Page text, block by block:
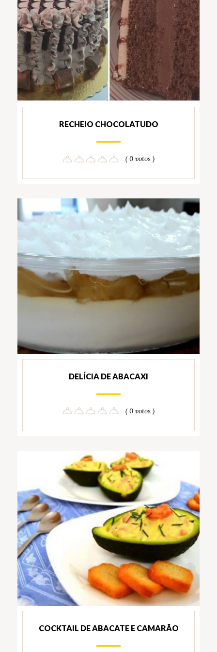
RECHEIO CHOCOLATUDO
( 0 votos )
DELÍCIA DE ABACAXI
( 0 votos )
COCKTAIL DE ABACATE E CAMARÃO